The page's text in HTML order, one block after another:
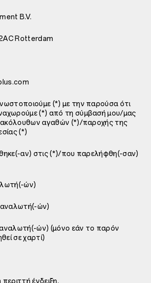
B.V.
Rotterdam
(*) με την παρούσα ότι
(*) από τη σύμβασή μου/μας
αγαθών (*)/παροχής της
(*)
αν) στις (*)/που παρελήφθη(-σαν)
ών)
ών)
ών) (μόνο εάν το παρόν
σε χαρτί)
ένδειξη.